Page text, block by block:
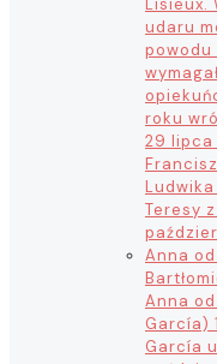
udaru
roku
29 lipca
Teresy
Anna od
Anna
García)
García